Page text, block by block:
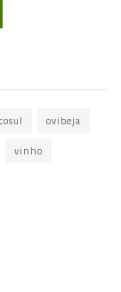
ovibeja
vinho